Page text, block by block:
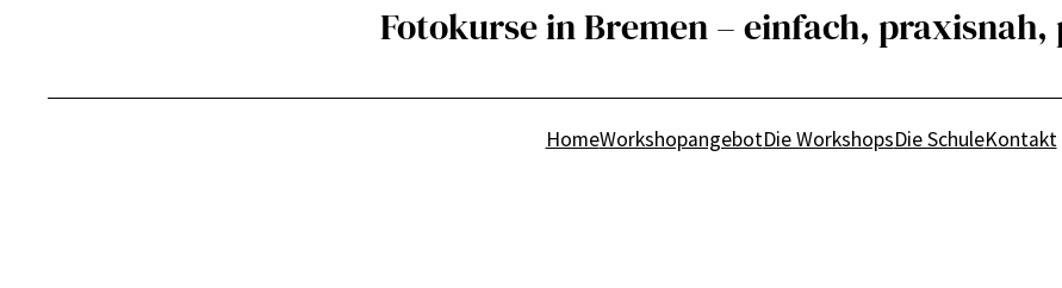
Fotokurse in Bremen – einfach,
HomeWorkshopangebotDie WorkshopsDie SchuleKontakt